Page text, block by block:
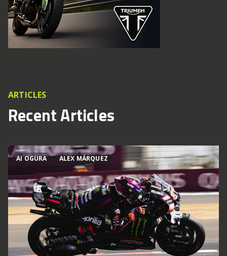
ARTICLES
Recent Articles
AI OGURA ALEX MÁRQUEZ